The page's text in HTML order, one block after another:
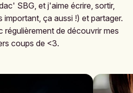
SBG, et j'aime écrire, sortir,
important, ça aussi !) et partager.
de découvrir mes
coups de <3.